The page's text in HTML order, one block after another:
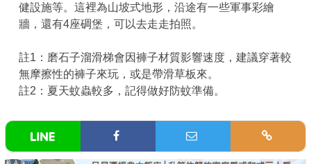
健設施等。這裡為山坡式地形，沿途有一些軍事彩繪
牆，還有4座碉堡，可以去走走拍照。
註1：磨石子溜滑梯會因褲子材質影響速度，建議穿著較
無摩擦性的褲子來玩，或是帶滑草板來。
註2：夏天蚊蟲較多，記得做好防蚊準備。